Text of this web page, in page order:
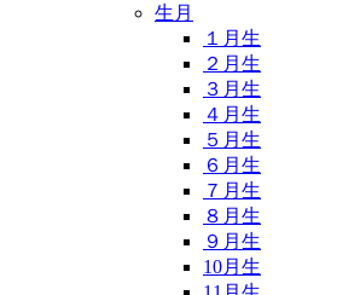
生月
１月生
２月生
３月生
４月生
５月生
６月生
７月生
８月生
９月生
10月生